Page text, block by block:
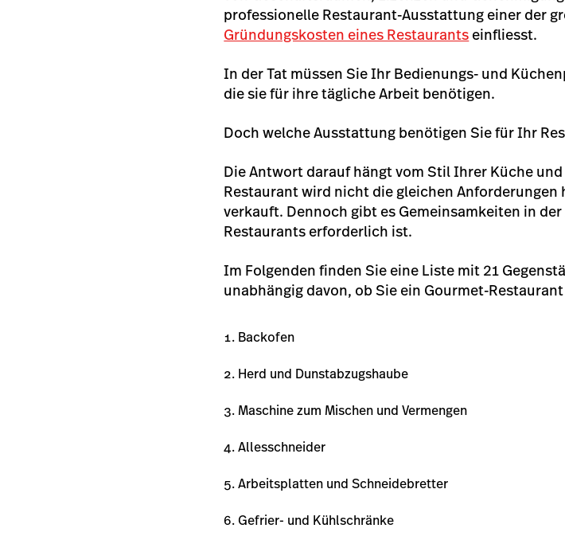
professionelle Restaurant-Ausstattung einer der
Gründungskosten eines Restaurants einfliesst.
In der Tat müssen Sie Ihr Bedienungs- und
die sie für ihre tägliche Arbeit benötigen.
Doch welche Ausstattung benötigen Sie für Ihr
Die Antwort darauf hängt vom Stil Ihrer Küche
Restaurant wird nicht die gleichen Anforderungen
verkauft. Dennoch gibt es Gemeinsamkeiten in
Restaurants erforderlich ist.
Im Folgenden finden Sie eine Liste mit 21
unabhängig davon, ob Sie ein Gourmet-
Backofen
Herd und Dunstabzugshaube
Maschine zum Mischen und Vermengen
Allesschneider
Arbeitsplatten und Schneidebretter
Gefrier- und Kühlschränke